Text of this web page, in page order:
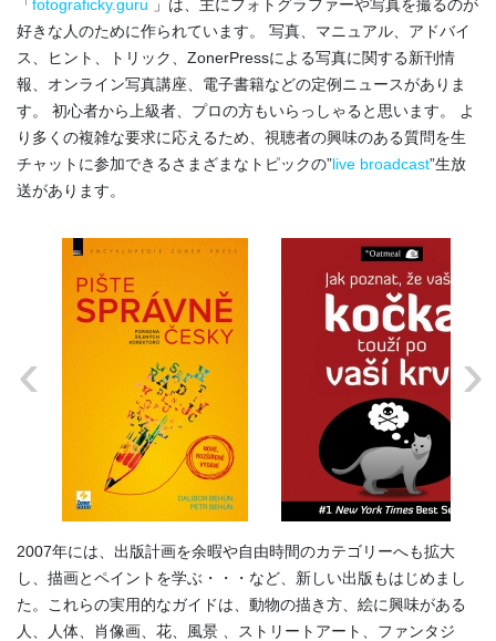
「fotograficky.guru 」は、主にフォトグラファーや写真を撮るのが
好きな人のために作られています。 写真、マニュアル、アドバイ
ス、ヒント、トリック、ZonerPressによる写真に関する新刊情
報、オンライン写真講座、電子書籍などの定例ニュースがありま
す。 初心者から上級者、プロの方もいらっしゃると思います。 よ
り多くの複雑な要求に応えるため、視聴者の興味のある質問を生
チャットに参加できるさまざまなトピックの”live broadcast”生放
送があります。
2007年には、出版計画を余暇や自由時間のカテゴリーへも拡大
し、描画とペイントを学ぶ・・・など、新しい出版もはじめまし
た。これらの実用的なガイドは、動物の描き方、絵に興味がある
人、人体、肖像画、花、風景 、ストリートアート、ファンタジ